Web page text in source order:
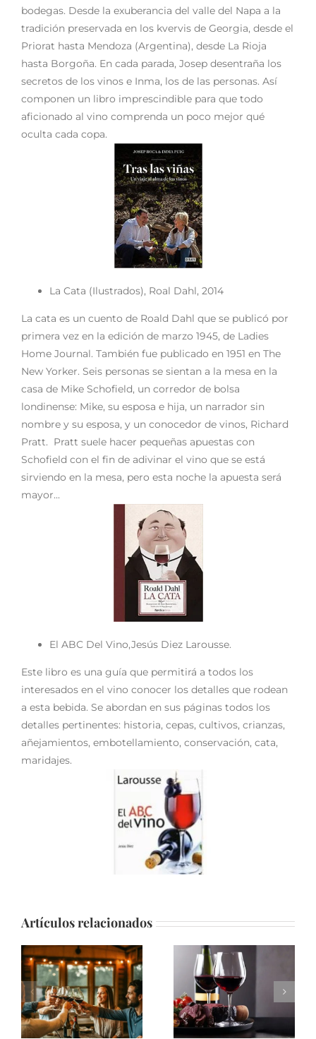
bodegas. Desde la exuberancia del valle del Napa a la
tradición preservada en los kvervis de Georgia, desde el
Priorat hasta Mendoza (Argentina), desde La Rioja
hasta Borgoña. En cada parada, Josep desentraña los
secretos de los vinos e Inma, los de las personas. Así
componen un libro imprescindible para que todo
aficionado al vino comprenda un poco mejor qué
oculta cada copa.
La Cata (Ilustrados), Roal Dahl, 2014
La cata es un cuento de Roald Dahl que se publicó por
primera vez en la edición de marzo 1945, de Ladies
Home Journal. También fue publicado en 1951 en The
New Yorker. Seis personas se sientan a la mesa en la
casa de Mike Schofield, un corredor de bolsa
londinense: Mike, su esposa e hija, un narrador sin
nombre y su esposa, y un conocedor de vinos, Richard
Pratt. Pratt suele hacer pequeñas apuestas con
Schofield con el fin de adivinar el vino que se está
sirviendo en la mesa, pero esta noche la apuesta será
mayor...
El ABC Del Vino,Jesús Diez Larousse.
Este libro es una guía que permitirá a todos los
interesados en el vino conocer los detalles que rodean
a esta bebida. Se abordan en sus páginas todos los
detalles pertinentes: historia, cepas, cultivos, crianzas,
añejamientos, embotellamiento, conservación, cata,
maridajes.
Artículos relacionados
Entre copas y
carcajadas: el vino
como nunca lo habías
leído
Vino Tinto: Secretos,
Mitos y el Arte de
Disfrutarlo